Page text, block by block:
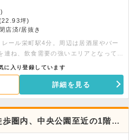
坪)
店済/居抜き
ール栄町駅4分。周辺は居酒屋やバー
連ね、飲食需要の強いエリアとなってお
で、同業態であればすぐに営業可能で
さい。
に入り登録しています
詳細を見る
圏内、中央公園至近の1階路